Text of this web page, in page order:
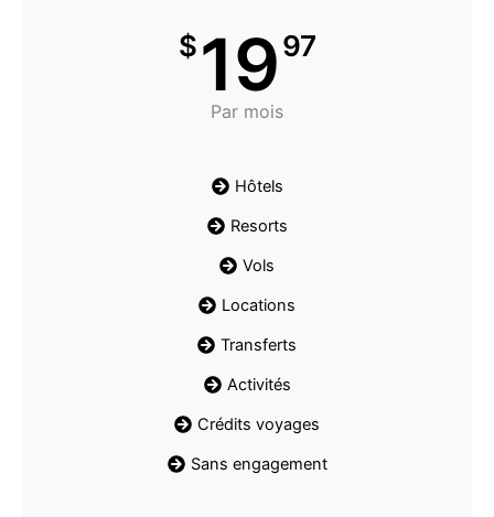
$1997
Par mois
Hôtels
Resorts
Vols
Locations
Transferts
Activités
Crédits voyages
Sans engagement